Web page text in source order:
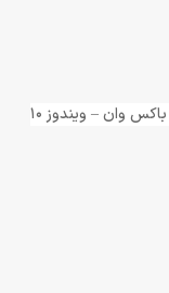
ایکس باکس سری ایکس|اس – ایکس باکس وان – ویندوز 10